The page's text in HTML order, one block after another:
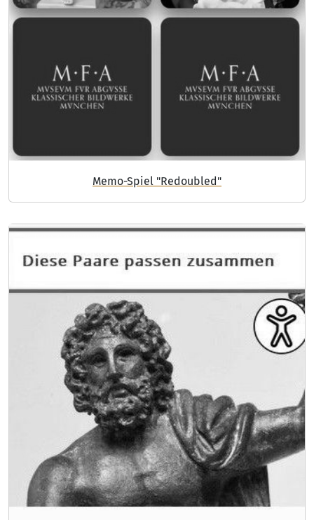
Memo-Spiel "Redoubled"